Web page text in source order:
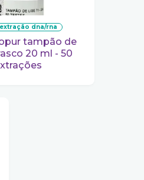
extração dna/rna
20 ml - 50